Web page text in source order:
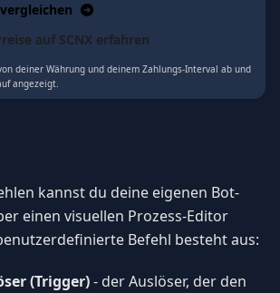
auf SCNX erfahren
deiner Währung und deinem Zahlungs-Interval ab und
angezeigt.
kannst du deine eigenen Bot-
einen visuellen Prozess-Editor
Befehl besteht aus:
(Trigger)- der Auslöser, der den